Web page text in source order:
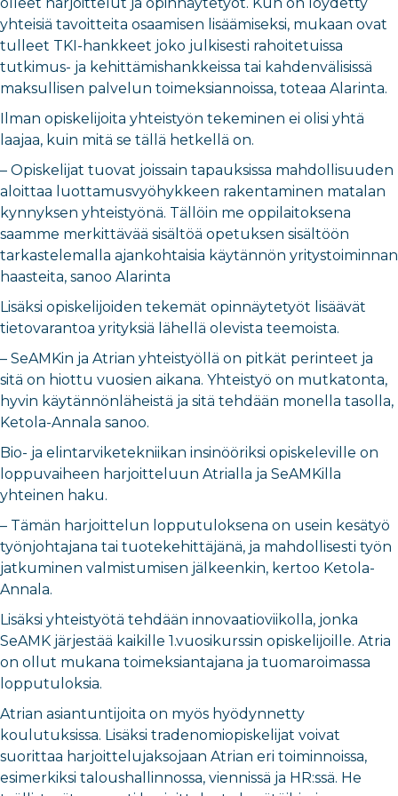
yhteisiä tavoitteita osaamisen lisäämiseksi, mukaan ovat
tulleet TKI-hankkeet joko julkisesti rahoitetuissa
tutkimus- ja kehittämishankkeissa tai kahdenvälisissä
maksullisen palvelun toimeksiannoissa, toteaa Alarinta.
Ilman opiskelijoita yhteistyön tekeminen ei olisi yhtä
laajaa, kuin mitä se tällä hetkellä on.
– Opiskelijat tuovat joissain tapauksissa mahdollisuuden
aloittaa luottamusvyöhykkeen rakentaminen matalan
kynnyksen yhteistyönä. Tällöin me oppilaitoksena
saamme merkittävää sisältöä opetuksen sisältöön
tarkastelemalla ajankohtaisia käytännön yritystoiminnan
haasteita, sanoo Alarinta
Lisäksi opiskelijoiden tekemät opinnäytetyöt lisäävät
tietovarantoa yrityksiä lähellä olevista teemoista.
– SeAMKin ja Atrian yhteistyöllä on pitkät perinteet ja
sitä on hiottu vuosien aikana. Yhteistyö on mutkatonta,
hyvin käytännönläheistä ja sitä tehdään monella tasolla,
Ketola-Annala sanoo.
Bio- ja elintarviketekniikan insinööriksi opiskeleville on
loppuvaiheen harjoitteluun Atrialla ja SeAMKilla
yhteinen haku.
– Tämän harjoittelun lopputuloksena on usein kesätyö
työnjohtajana tai tuotekehittäjänä, ja mahdollisesti työn
jatkuminen valmistumisen jälkeenkin, kertoo Ketola-
Annala.
Lisäksi yhteistyötä tehdään innovaatioviikolla, jonka
SeAMK järjestää kaikille 1.vuosikurssin opiskelijoille. Atria
on ollut mukana toimeksiantajana ja tuomaroimassa
lopputuloksia.
Atrian asiantuntijoita on myös hyödynnetty
koulutuksissa. Lisäksi tradenomiopiskelijat voivat
suorittaa harjoittelujaksojaan Atrian eri toiminnoissa,
esimerkiksi taloushallinnossa, viennissä ja HR:ssä. He